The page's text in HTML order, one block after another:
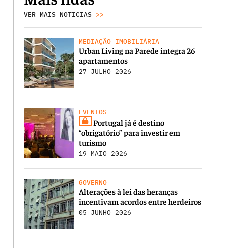
VER MAIS NOTICIAS >>
MEDIAÇÃO IMOBILIÁRIA
Urban Living na Parede integra 26
apartamentos
27 JULHO 2026
EVENTOS
Portugal já é destino
“obrigatório” para investir em
turismo
19 MAIO 2026
GOVERNO
Alterações à lei das heranças
incentivam acordos entre herdeiros
05 JUNHO 2026